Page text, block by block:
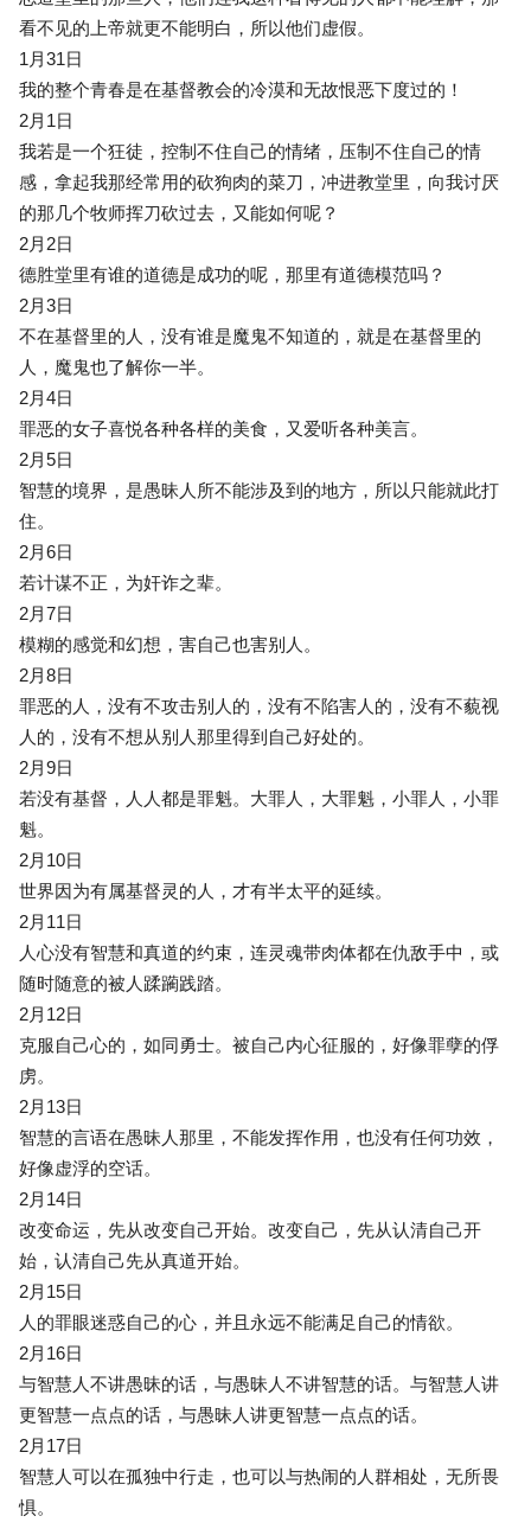
看不见的上帝就更不能明白，所以他们虚假。
1月31日
我的整个青春是在基督教会的冷漠和无故恨恶下度过的！
2月1日
我若是一个狂徒，控制不住自己的情绪，压制不住自己的情
感，拿起我那经常用的砍狗肉的菜刀，冲进教堂里，向我讨厌
的那几个牧师挥刀砍过去，又能如何呢？
2月2日
德胜堂里有谁的道德是成功的呢，那里有道德模范吗？
2月3日
不在基督里的人，没有谁是魔鬼不知道的，就是在基督里的
人，魔鬼也了解你一半。
2月4日
罪恶的女子喜悦各种各样的美食，又爱听各种美言。
2月5日
智慧的境界，是愚昧人所不能涉及到的地方，所以只能就此打
住。
2月6日
若计谋不正，为奸诈之辈。
2月7日
模糊的感觉和幻想，害自己也害别人。
2月8日
罪恶的人，没有不攻击别人的，没有不陷害人的，没有不藐视
人的，没有不想从别人那里得到自己好处的。
2月9日
若没有基督，人人都是罪魁。大罪人，大罪魁，小罪人，小罪
魁。
2月10日
世界因为有属基督灵的人，才有半太平的延续。
2月11日
人心没有智慧和真道的约束，连灵魂带肉体都在仇敌手中，或
随时随意的被人蹂躏践踏。
2月12日
克服自己心的，如同勇士。被自己内心征服的，好像罪孽的俘
虏。
2月13日
智慧的言语在愚昧人那里，不能发挥作用，也没有任何功效，
好像虚浮的空话。
2月14日
改变命运，先从改变自己开始。改变自己，先从认清自己开
始，认清自己先从真道开始。
2月15日
人的罪眼迷惑自己的心，并且永远不能满足自己的情欲。
2月16日
与智慧人不讲愚昧的话，与愚昧人不讲智慧的话。与智慧人讲
更智慧一点点的话，与愚昧人讲更智慧一点点的话。
2月17日
智慧人可以在孤独中行走，也可以与热闹的人群相处，无所畏
惧。